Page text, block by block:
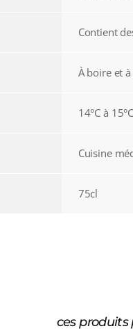
Contient
À boire et
14°C à 15°C
Cuisine
75cl
ces